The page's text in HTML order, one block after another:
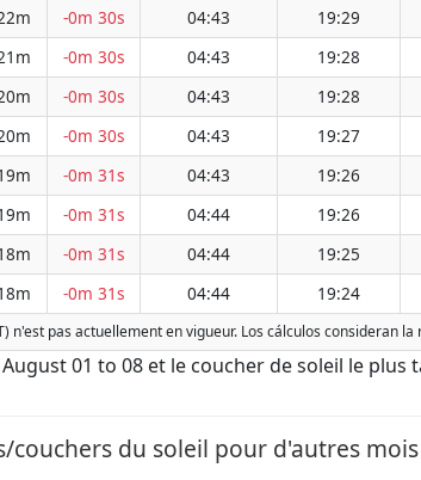
-0m 30s 04:43 19:29
-0m 30s 04:43 19:28
-0m 30s 04:43 19:28
-0m 30s 04:43 19:27
-0m 31s 04:43 19:26
-0m 31s 04:44 19:26
-0m 31s 04:44 19:25
-0m 31s 04:44 19:24
n'est pas actuellement en vigueur. Los cálculos consideran
01 to 08 et le coucher de soleil le
couchers du soleil pour d'autres